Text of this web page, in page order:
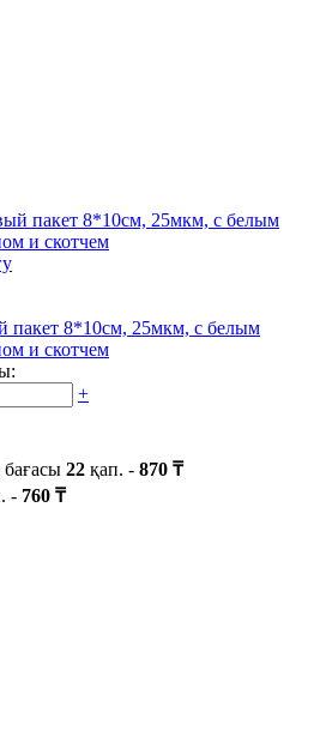
пакет 8*10см, 25мкм, с белым
и скотчем
+
22 қап. - 870 ₸
- 760 ₸